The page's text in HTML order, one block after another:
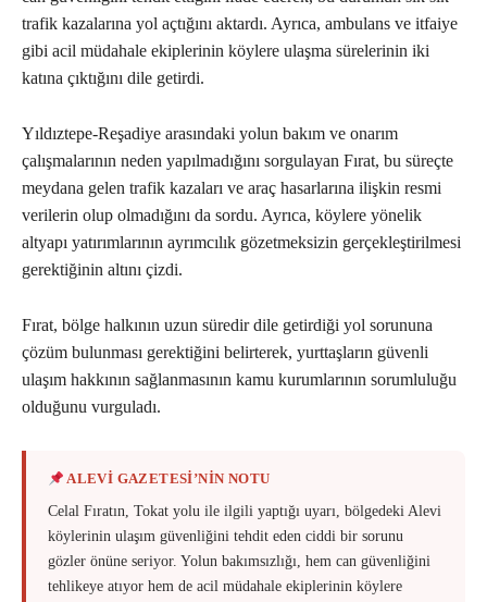
trafik kazalarına yol açtığını aktardı. Ayrıca, ambulans ve itfaiye
gibi acil müdahale ekiplerinin köylere ulaşma sürelerinin iki
katına çıktığını dile getirdi.
Yıldıztepe-Reşadiye arasındaki yolun bakım ve onarım
çalışmalarının neden yapılmadığını sorgulayan Fırat, bu süreçte
meydana gelen trafik kazaları ve araç hasarlarına ilişkin resmi
verilerin olup olmadığını da sordu. Ayrıca, köylere yönelik
altyapı yatırımlarının ayrımcılık gözetmeksizin gerçekleştirilmesi
gerektiğinin altını çizdi.
Fırat, bölge halkının uzun süredir dile getirdiği yol sorununa
çözüm bulunması gerektiğini belirterek, yurttaşların güvenli
ulaşım hakkının sağlanmasının kamu kurumlarının sorumluluğu
olduğunu vurguladı.
ALEVİ GAZETESİ’NİN NOTU
Celal Fıratın, Tokat yolu ile ilgili yaptığı uyarı, bölgedeki Alevi
köylerinin ulaşım güvenliğini tehdit eden ciddi bir sorunu
gözler önüne seriyor. Yolun bakımsızlığı, hem can güvenliğini
tehlikeye atıyor hem de acil müdahale ekiplerinin köylere